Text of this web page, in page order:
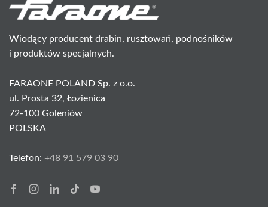
Wiodący producent drabin, rusztowań, podnośników
i produktów specjalnych.
FARAONE POLAND Sp. z o.o.
ul. Prosta 32, Łozienica
72-100 Goleniów
POLSKA
Telefon: +48 91 579 03 90
FacebookInstagram
Linkedin
Tik-
Youtube